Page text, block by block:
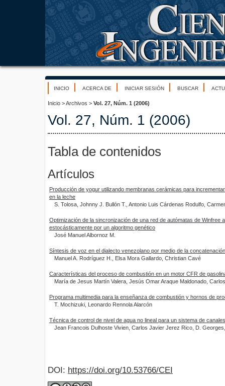
INICIO ACERCA DE INICIAR SESIÓN BUSCAR
Inicio >Archivos > Vol. 27, Núm. 1 (2006)
Vol. 27, Núm. 1 (2006)
Tabla de contenidos
Artículos
Producción de yogur utilizando membranas cerámicas para
en la leche
S. Tolosa, Johnny J. Bullón T., Antonio Luis Cárdenas Rodulfo,
Optimización de la sincronización de una red de autómatas de Winfree
estocásticamente por un algoritmo genético
José Manuel Albornoz M.
Síntesis de voz en el dialecto venezolano por medio de la
Manuel A. Rodríguez H., Elsa Mora Gallardo, Christian Cavé
Características del proceso de combustión en un motor CFR de
María de Jesus Martín Valera, Jesús Omar Araque Maldonado,
Programa multimedia para la enseñanza de combustión y hornos de
T. Mochizuki, Leonardo Rennola Alarcón
Técnica de control de nivel de agua no lineal para un sistema de
Jean Francois Dulhoste Vivien, Carlos Javier Jerez Rico, D.
DOI: https://doi.org/10.53766/CEI